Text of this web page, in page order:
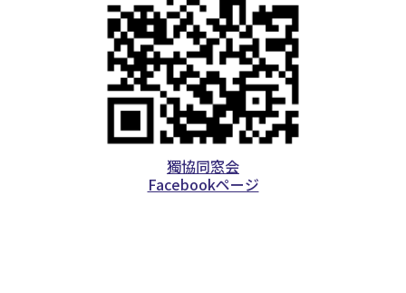
獨協同窓会
Facebookページ